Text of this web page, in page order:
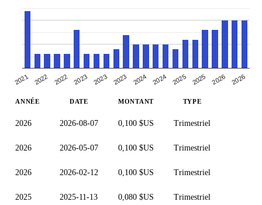
2021 2022 2022 2023 2023 2023 2024 2024 2025 2025 2026 2026
ANNÉE DATE MONTANT TYPE
2026 2026-08-07 0,100 $US Trimestriel
2026 2026-05-07 0,100 $US Trimestriel
2026 2026-02-12 0,100 $US Trimestriel
2025 2025-11-13 0,080 $US Trimestriel